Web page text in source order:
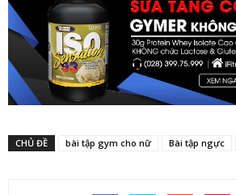
CHỦ ĐỀ bài tập gym cho nữ Bài tập ngực